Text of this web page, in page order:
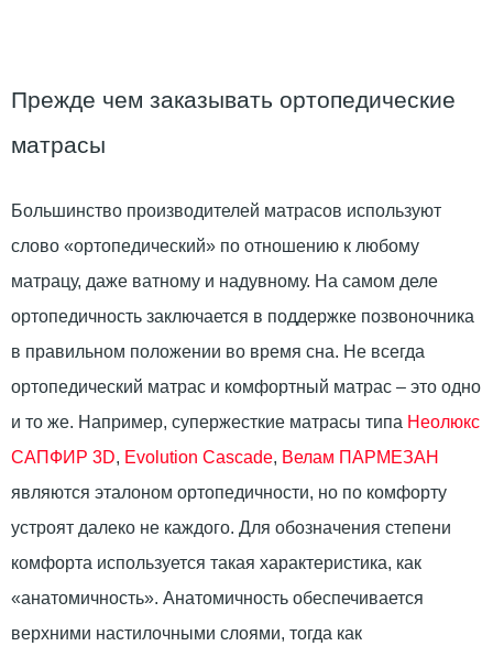
Прежде чем заказывать ортопедические
матрасы
Большинство производителей матрасов используют
слово «ортопедический» по отношению к любому
матрацу, даже ватному и надувному. На самом деле
ортопедичность заключается в поддержке позвоночника
в правильном положении во время сна. Не всегда
ортопедический матрас и комфортный матрас – это одно
и то же. Например, супержесткие матрасы типа Неолюкс
САПФИР 3D, Evolution Cascade, Велам ПАРМЕЗАН
являются эталоном ортопедичности, но по комфорту
устроят далеко не каждого. Для обозначения степени
комфорта используется такая характеристика, как
«анатомичность». Анатомичность обеспечивается
верхними настилочными слоями, тогда как